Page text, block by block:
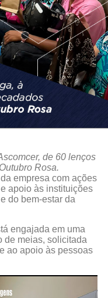
de 60 lenços
Rosa.
empresa com ações
apoio às instituições
do bem-estar da
engajada em uma
de meias, solicitada
ao apoio às pessoas